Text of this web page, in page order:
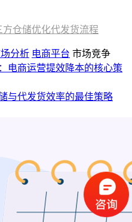
仓储优化代发货流程
分析 电商平台 市场竞争
电商运营提效降本的核心策
与代发货效率的最佳策略